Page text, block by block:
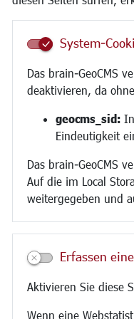
System-
Das brain-GeoCMS
deaktivieren, da
geocms_sid:
Eindeutigkeit
Das brain-GeoCMS
Auf die im Local
weitergegeben und
Erfassen
Aktivieren Sie diese
Wenn eine
Wirtschaft/
Stadtentwicklung
Gewerbeflächen
Handel und
Fairer Handel
Netzwerke
Glasfaserausbau